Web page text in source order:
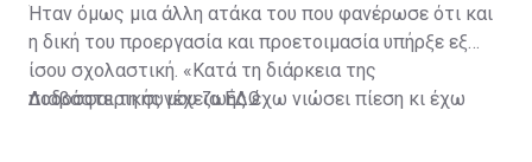
Ήταν όμως μια άλλη ατάκα του που φανέρωσε ότι και
η δική του προεργασία και προετοιμασία υπήρξε εξ
ίσου σχολαστική. «Κατά τη διάρκεια της
ποδοσφαιρικής μου ζωής έχω νιώσει πίεση κι έχω
Διαβάστε τη συνέχειαΕΔΩ